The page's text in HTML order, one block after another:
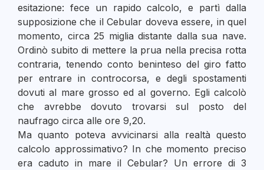
esitazione: fece un rapido calcolo, e partì dalla
supposizione che il Cebular doveva essere, in quel
momento, circa 25 miglia distante dalla sua nave.
Ordinò subito di mettere la prua nella precisa rotta
contraria, tenendo conto beninteso del giro fatto
per entrare in controcorsa, e degli spostamenti
dovuti al mare grosso ed al governo. Egli calcolò
che avrebbe dovuto trovarsi sul posto del
naufrago circa alle ore 9,20.
Ma quanto poteva avvicinarsi alla realtà questo
calcolo approssimativo? In che momento preciso
era caduto in mare il Cebular? Un errore di 3